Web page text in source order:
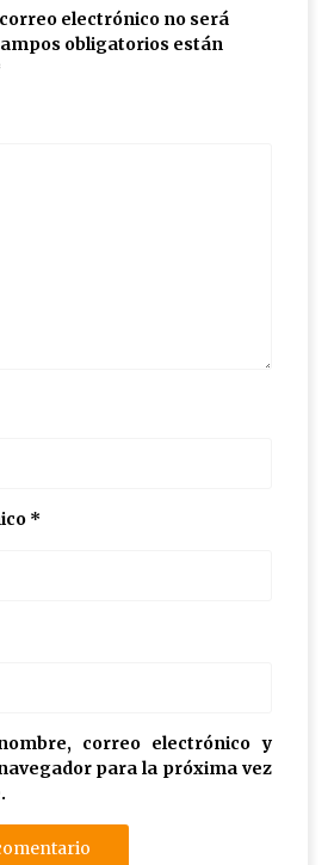
electrónico no será
obligatorios están
*
correo electrónico y
para la próxima vez